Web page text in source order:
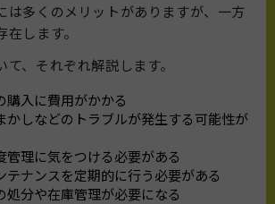
は多くのメリットがありますが、一方
します。
、それぞれ解説します。
購入に費用がかかる
かしなどのトラブルが発生する可能性が
管理に気をつける必要がある
テナンスを定期的に行う必要がある
処分や在庫管理が必要になる